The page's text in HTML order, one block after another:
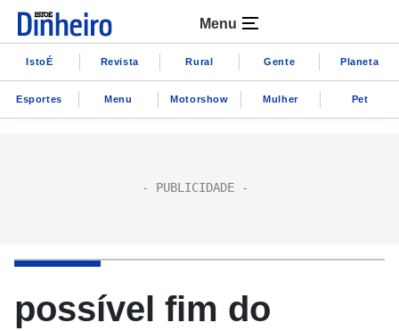
Menu
IstoÉ Revista Rural Gente Planeta
Esportes Menu Motorshow Mulher Pet
possível fim do